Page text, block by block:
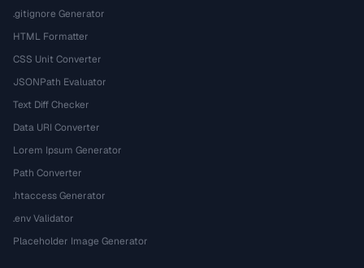
.gitignore Generator
HTML Formatter
CSS Unit Converter
JSONPath Evaluator
Text Diff Checker
Data URI Converter
Lorem Ipsum Generator
Path Converter
.htaccess Generator
.env Validator
Placeholder Image Generator